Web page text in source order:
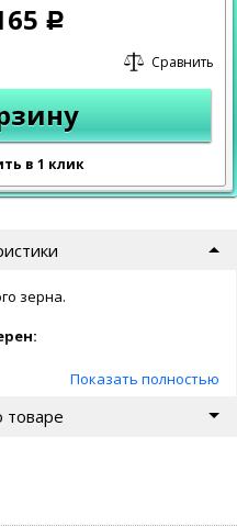
Р
Сравнить
в 1 клик
зерна.
всех органов и систем
Показать полностью